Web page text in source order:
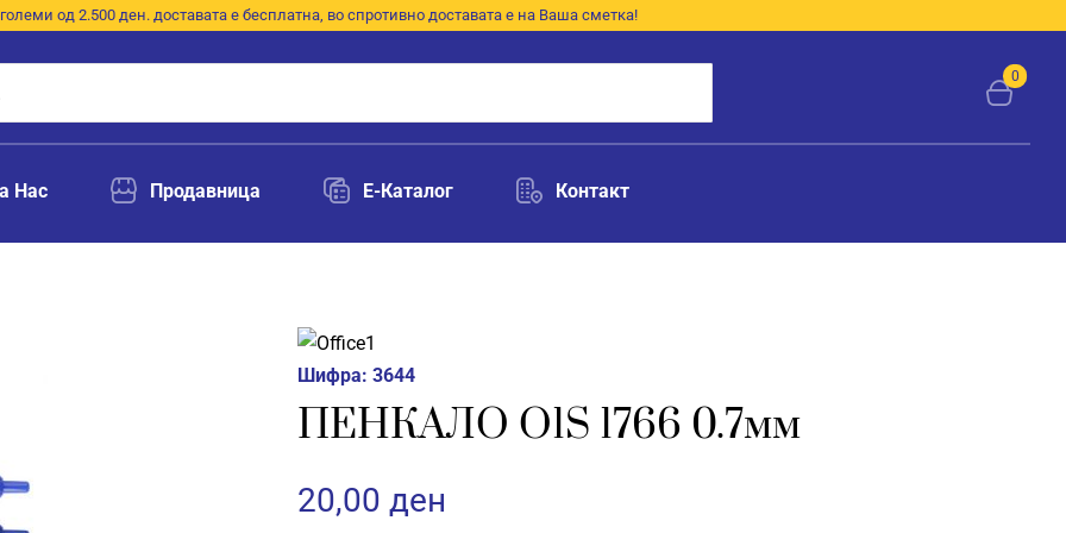
од 2.500 ден. доставата е бесплатна, во спротивно доставата е на Ваша сметка!
0
Нас Продавница E-Каталог Контакт
Шифра: 3644
ПЕНКАЛО O1S 1766 0.7мм
20,00 ден